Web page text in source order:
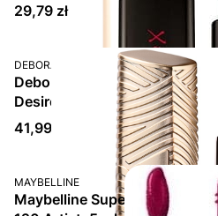
Cena
29,79 zł
PRODUCENT
DEBORAH
Deborah Milano Red
Desire, 1 szt.
Cena
41,99 zł
PRODUCENT
MAYBELLINE
Maybelline Super Stay Matte